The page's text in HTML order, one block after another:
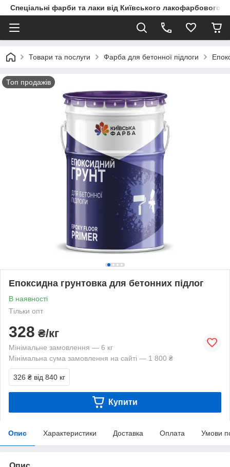
Спеціальні фарби та лаки від Київського
Товари та послуги Фарба для бетонної підлоги
Топ продажів
Епоксидна грунтовка для бетонних підлог
В наявності
Тільки опт
328 ₴/кг
Мінімальне замовлення — 6 кг
Мінімальна сума замовлення на сайті — 1 800 ₴
326 ₴ від 840 кг
Купити
Опис Характеристики Доставка Оплата Умови